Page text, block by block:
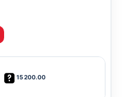
15 200.00